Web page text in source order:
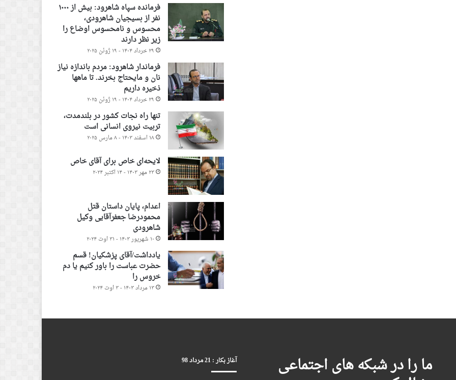
فرمانده سپاه شاهرود: بیش از ۱۰۰۰
نفر از بسیجیان شاهرودی،
محسوس و نامحسوس اوضاع را
زیر نظر دارند
۲۹ خرداد ۱۴۰۴ - ۱۹ ژوئن ۲۰۲۵
فرماندار شاهرود: مردم باندازه نیاز
نان و مایحتاج بخرند. تا ماهها
ذخیره داریم
۲۹ خرداد ۱۴۰۴ - ۱۹ ژوئن ۲۰۲۵
تنها راه نجات کشور در بلندمدت،
تربیت نیروی انسانی است
۱۸ اسفند ۱۴۰۳ - ۸ مارس ۲۰۲۵
لایحه‌ای خاص برای آقای خاص
۲۳ مهر ۱۴۰۳ - ۱۴ اکتبر ۲۰۲۴
اعدام، پایان داستان قتل
محمودرضا جعفرآقایی وکیل
شاهرودی
۱۰ شهریور ۱۴۰۳ - ۳۱ اوت ۲۰۲۴
یادداشت/آقای پزشکیان! قسم
حضرت عباست را باور کنیم یا دم
خروس را
۱۳ مرداد ۱۴۰۳ - ۳ اوت ۲۰۲۴
ما را در شبکه های اجتماعی آغاز بکار : 21 مرداد 98